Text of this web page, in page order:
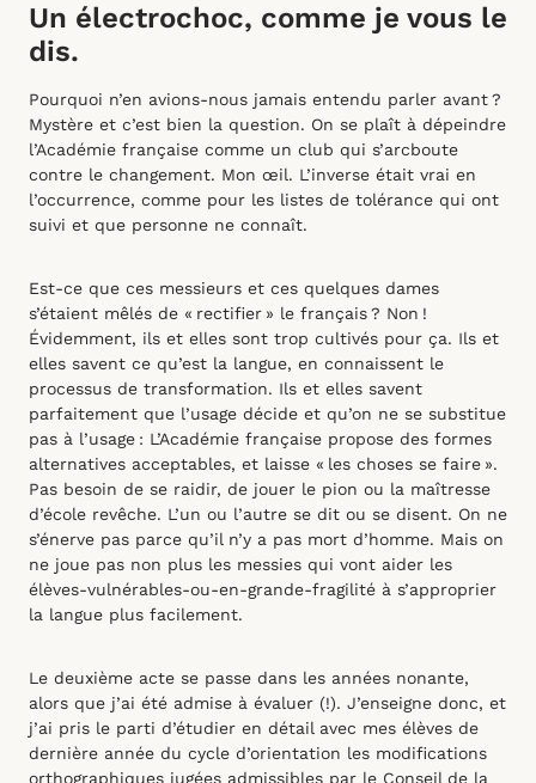
Un électrochoc, comme je vous le
dis.
Pourquoi n’en avions-nous jamais entendu parler avant ?
Mystère et c’est bien la question. On se plaît à dépeindre
l’Académie française comme un club qui s’arcboute
contre le changement. Mon œil. L’inverse était vrai en
l’occurrence, comme pour les listes de tolérance qui ont
suivi et que personne ne connaît.
Est-ce que ces messieurs et ces quelques dames
s’étaient mêlés de « rectifier » le français ? Non !
Évidemment, ils et elles sont trop cultivés pour ça. Ils et
elles savent ce qu’est la langue, en connaissent le
processus de transformation. Ils et elles savent
parfaitement que l’usage décide et qu’on ne se substitue
pas à l’usage : L’Académie française propose des formes
alternatives acceptables, et laisse « les choses se faire ».
Pas besoin de se raidir, de jouer le pion ou la maîtresse
d’école revêche. L’un ou l’autre se dit ou se disent. On ne
s’énerve pas parce qu’il n’y a pas mort d’homme. Mais on
ne joue pas non plus les messies qui vont aider les
élèves-vulnérables-ou-en-grande-fragilité à s’approprier
la langue plus facilement.
Le deuxième acte se passe dans les années nonante,
alors que j’ai été admise à évaluer (!). J’enseigne donc, et
j’ai pris le parti d’étudier en détail avec mes élèves de
dernière année du cycle d’orientation les modifications
orthographiques jugées admissibles par le Conseil de la